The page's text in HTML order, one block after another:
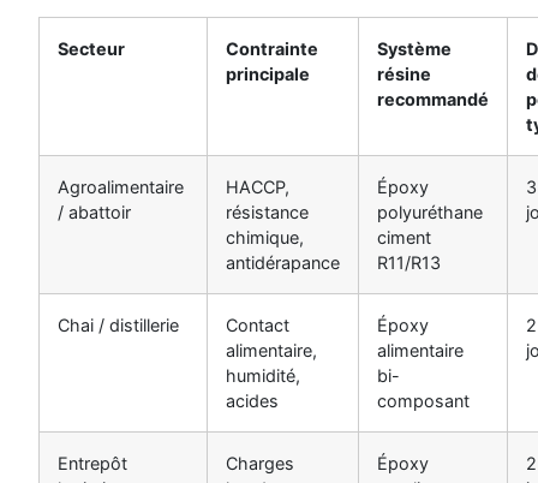
Secteur
Contrainte
principale
Système
résine
recommandé
Agroalimentaire
/ abattoir
HACCP,
résistance
chimique,
antidérapance
Époxy
polyuréthane
ciment
R11/R13
Chai / distillerie
Contact
alimentaire,
humidité,
acides
Époxy
alimentaire
bi-
composant
Entrepôt
Charges
Époxy